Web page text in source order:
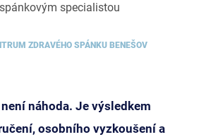
specialistou
ZDRAVÉHO SPÁNKU BENEŠOV
náhoda. Je výsledkem
osobního vyzkoušení a